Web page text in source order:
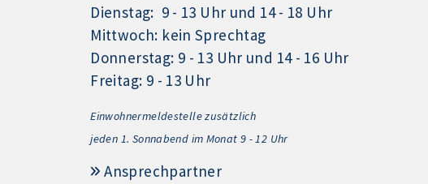
Dienstag: 9 - 13 Uhr und 14 - 18 Uhr
Mittwoch: kein Sprechtag
Donnerstag: 9 - 13 Uhr und 14 - 16 Uhr
Freitag: 9 - 13 Uhr
Einwohnermeldestelle zusätzlich
jeden 1. Sonnabend im Monat 9 - 12 Uhr
Ansprechpartner